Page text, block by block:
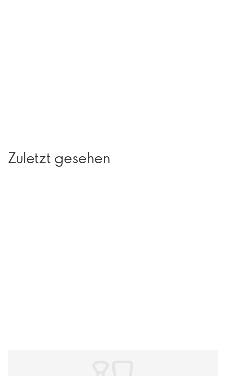
Zuletzt gesehen